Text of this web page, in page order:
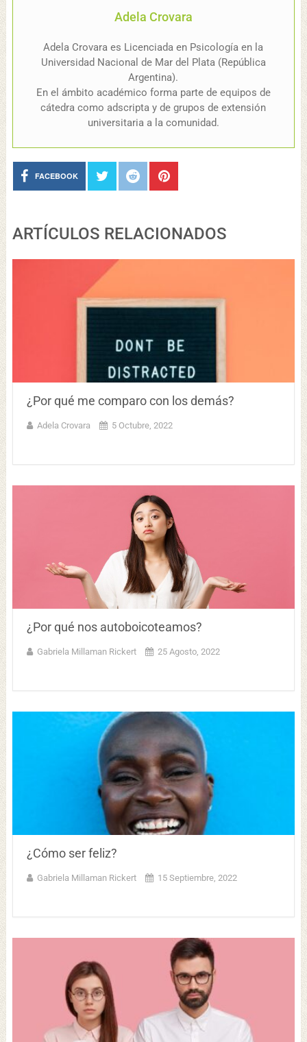
Adela Crovara
Adela Crovara es Licenciada en Psicología en la
Universidad Nacional de Mar del Plata (República
Argentina).
En el ámbito académico forma parte de equipos de
cátedra como adscripta y de grupos de extensión
universitaria a la comunidad.
FACEBOOK
ARTÍCULOS RELACIONADOS
¿Por qué me comparo con los demás?
Adela Crovara 5 Octubre, 2022
¿Por qué nos autoboicoteamos?
Gabriela Millaman Rickert 25 Agosto, 2022
¿Cómo ser feliz?
Gabriela Millaman Rickert 15 Septiembre, 2022